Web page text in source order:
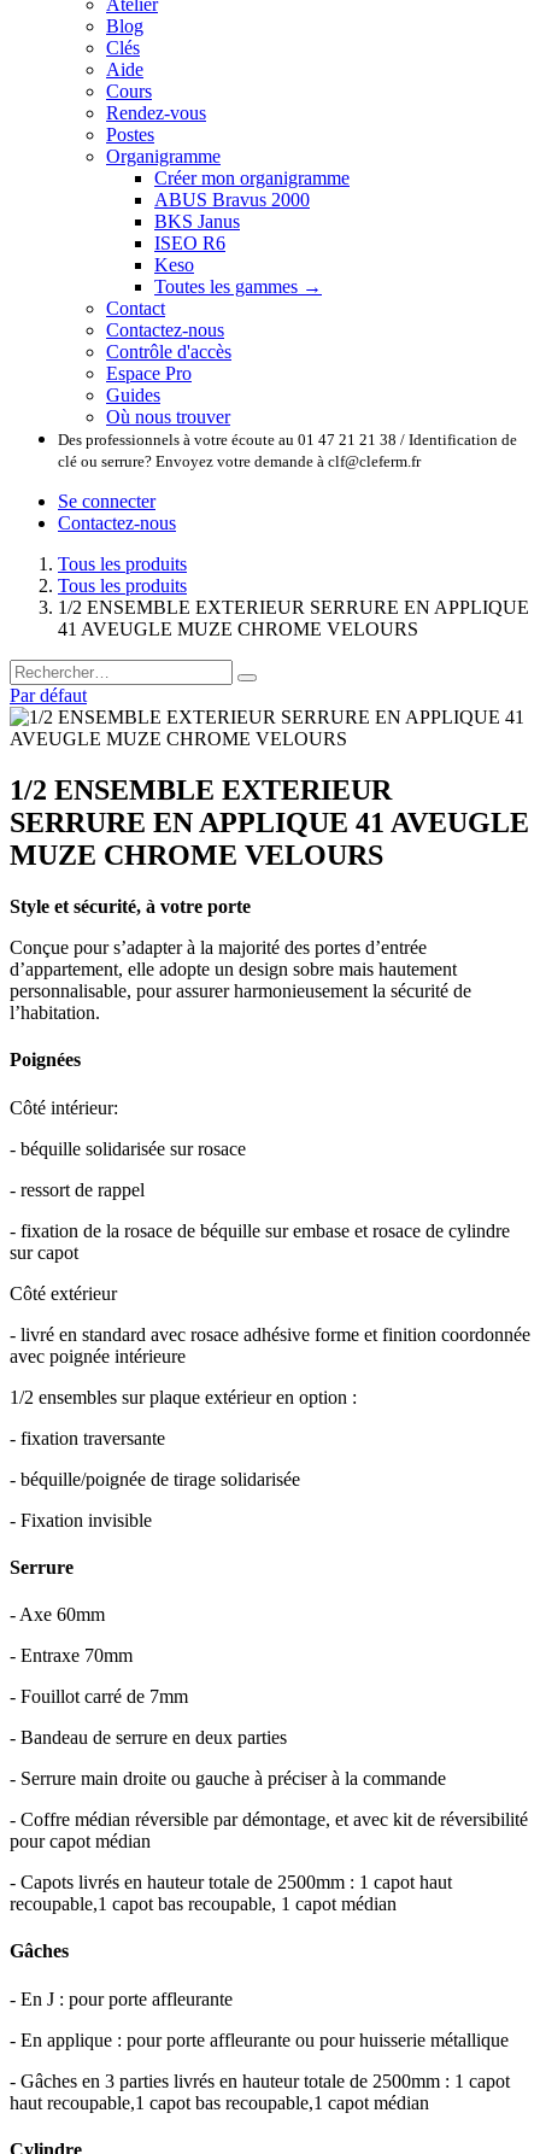
Atelier
Blog
Clés
Aide
Cours
Rendez-vous
Postes
Organigramme
Créer mon organigramme
ABUS Bravus 2000
BKS Janus
ISEO R6
Keso
Toutes les gammes →
Contact
Contactez-nous
Contrôle d'accès
Espace Pro
Guides
Où nous trouver
Des professionnels à votre écoute au 01 47 21 21 38 / Identification de
clé ou serrure? Envoyez votre demande à clf@cleferm.fr
Se connecter
Contactez-nous
Tous les produits
Tous les produits
1/2 ENSEMBLE EXTERIEUR SERRURE EN APPLIQUE
41 AVEUGLE MUZE CHROME VELOURS
Par défaut
1/2 ENSEMBLE EXTERIEUR
SERRURE EN APPLIQUE 41 AVEUGLE
MUZE CHROME VELOURS
Style et sécurité, à votre porte
Conçue pour s’adapter à la majorité des portes d’entrée
d’appartement, elle adopte un design sobre mais hautement
personnalisable, pour assurer harmonieusement la sécurité de
l’habitation.
Poignées
Côté intérieur:
- béquille solidarisée sur rosace
- ressort de rappel
- fixation de la rosace de béquille sur embase et rosace de cylindre
sur capot
Côté extérieur
- livré en standard avec rosace adhésive forme et finition coordonnée
avec poignée intérieure
1/2 ensembles sur plaque extérieur en option :
- fixation traversante
- béquille/poignée de tirage solidarisée
- Fixation invisible
Serrure
- Axe 60mm
- Entraxe 70mm
- Fouillot carré de 7mm
- Bandeau de serrure en deux parties
- Serrure main droite ou gauche à préciser à la commande
- Coffre médian réversible par démontage, et avec kit de réversibilité
pour capot médian
- Capots livrés en hauteur totale de 2500mm : 1 capot haut
recoupable,1 capot bas recoupable, 1 capot médian
Gâches
- En J : pour porte affleurante
- En applique : pour porte affleurante ou pour huisserie métallique
- Gâches en 3 parties livrés en hauteur totale de 2500mm : 1 capot
haut recoupable,1 capot bas recoupable,1 capot médian
Cylindre